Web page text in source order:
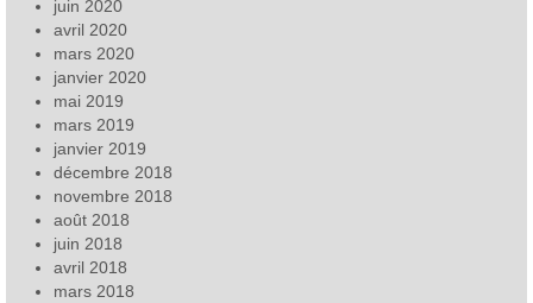
juin 2020
avril 2020
mars 2020
janvier 2020
mai 2019
mars 2019
janvier 2019
décembre 2018
novembre 2018
août 2018
juin 2018
avril 2018
mars 2018